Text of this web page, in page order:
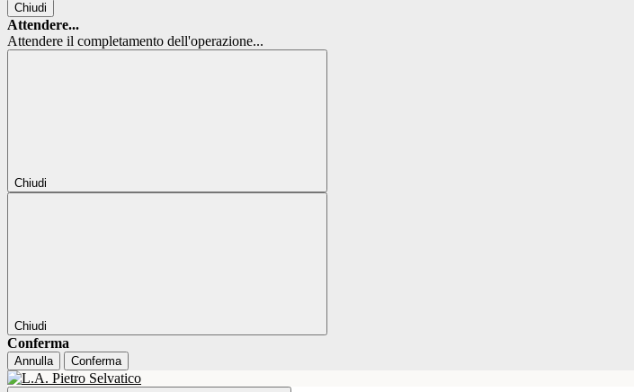
Chiudi
Attendere...
Attendere il completamento dell'operazione...
Chiudi
Chiudi
Conferma
Annulla Conferma